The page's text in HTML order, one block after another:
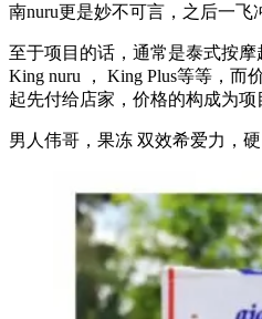
南nuru更是妙不可言，之后一飞
至于项目的话，通常是泰式按摩
King nuru ， King Plus等等，而
起先付给店家，价格的构成为项
男人伟哥，果冻 双效希爱力，